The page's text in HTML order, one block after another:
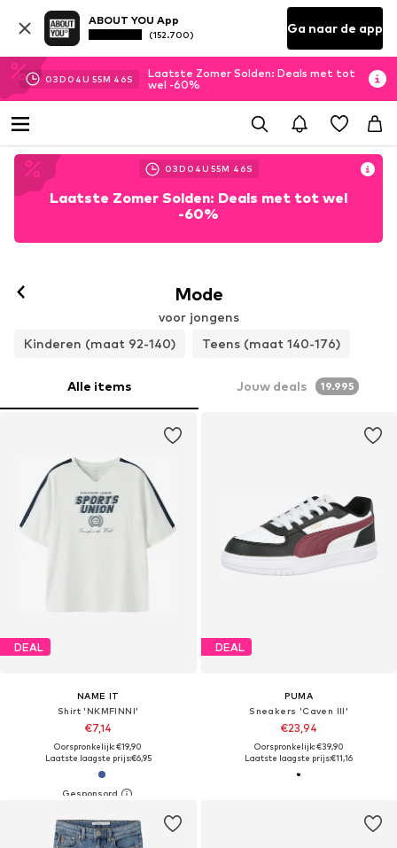
ABOUT YOU App
(152.700) Ga naar de app
03D 04U 55M 44S
Laatste Zomer Solden: Deals met tot
wel -60%
03D 04U 55M 44S
Laatste Zomer Solden: Deals met tot wel
-60%
Mode
voor jongens
Kinderen (maat 92-140)
Teens (maat 140-176)
Alle items Jouw deals 19.995
DEAL
NAME IT
Shirt 'NKMFINNI'
€7,14
Oorspronkelijk: €19,90
Laatste laagste prijs:€6,95
DEAL
PUMA
Sneakers 'Caven III'
€23,94
Oorspronkelijk: €39,90
Laatste laagste prijs:€11,16